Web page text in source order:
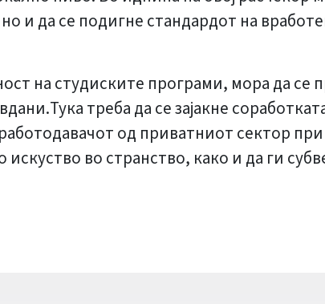
и да се подигне стандардот на
на студиските програми, мора да се
треба да се зајакне
од приватниот сектор
искуство во странство, како и да ги